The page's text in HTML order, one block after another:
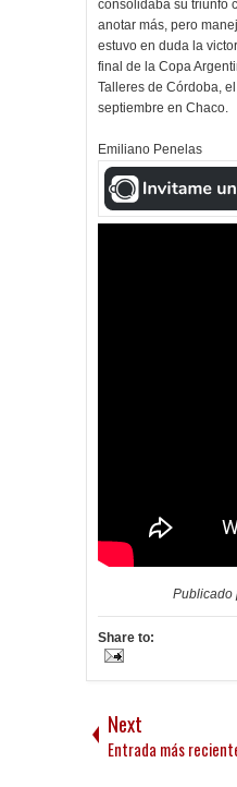
consolidaba su triunfo
anotar más, pero
estuvo en duda la
final de la Copa
Talleres de Córdoba,
septiembre en Chaco.
Emiliano Penelas
Publicado
Share to:
Next
Entrada más